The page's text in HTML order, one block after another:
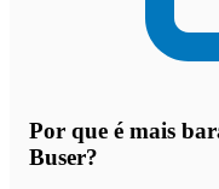
Por que é mais
Buser?